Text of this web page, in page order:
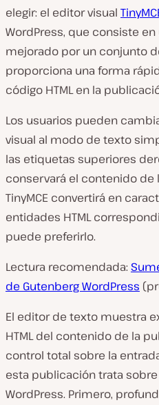
elegir: el editor visual
WordPress, que consiste
mejorado por un conjunto
proporciona una forma
código HTML en la
Los usuarios pueden
visual al modo de texto
las etiquetas superiores
conservará el contenido de
TinyMCE convertirá en
entidades HTML
puede preferirlo.
Lectura recomendada:
de Gutenberg WordPress
El editor de texto muestra
HTML del contenido de la
control total sobre la
esta publicación trata
WordPress. Primero,